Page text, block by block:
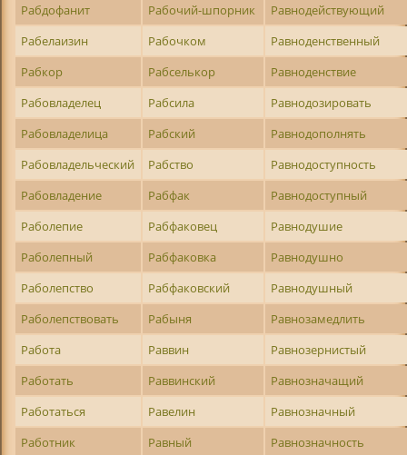
Рабдофанит Рабочий-шпорник
Равнодействующий
Рабелаизин
Рабочком
Равноденственный
Рабкор
Рабселькор
Равноденствие
Рабовладелец
Рабсила
Равнодозировать
Рабовладелица
Рабский
Равнодополнять
Рабовладельческий
Рабство
Равнодоступность
Рабовладение
Рабфак
Равнодоступный
Раболепие
Рабфаковец
Равнодушие
Раболепный
Рабфаковка
Равнодушно
Раболепство
Рабфаковский
Равнодушный
Раболепствовать
Рабыня
Равнозамедлить
Работа
Раввин
Равнозернистый
Работать
Раввинский
Равнозначащий
Работаться
Равелин
Равнозначный
Работник
Равный
Равнозначность